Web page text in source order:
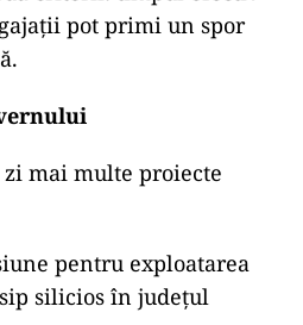
pot primi un spor
mai multe proiecte
pentru exploatarea
silicios în județul